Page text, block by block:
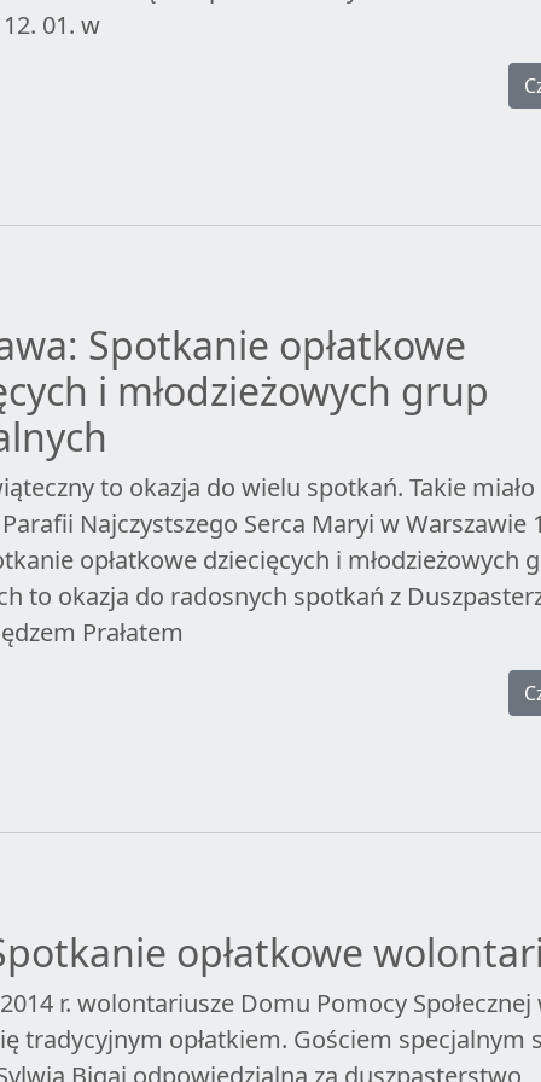
01. w
Spotkanie opłatkowe
i młodzieżowych grup
to okazja do wielu spotkań. Takie
Najczystszego Serca Maryi w Warszawie
opłatkowe dziecięcych i młodzieżowych
to okazja do radosnych spotkań z
Prałatem
opłatkowe
r. wolontariusze Domu Pomocy Społecznej
tradycyjnym opłatkiem. Gościem specjalnym
Bigaj odpowiedzialna za duszpasterstwo